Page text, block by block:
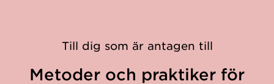
Till dig som är antagen till
Metoder och praktiker för